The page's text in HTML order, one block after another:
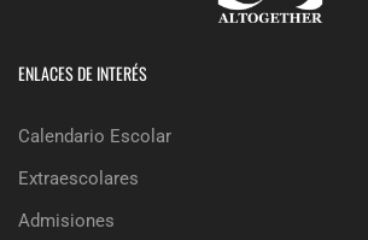
ENLACES DE INTERÉS
Calendario Escolar
Extraescolares
Admisiones